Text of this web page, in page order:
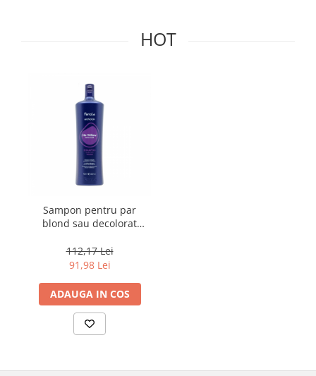
HOT
Sampon pentru par
blond sau decolorat
Yellow, 1000 ml
112,17 Lei
91,98 Lei
ADAUGA IN COS